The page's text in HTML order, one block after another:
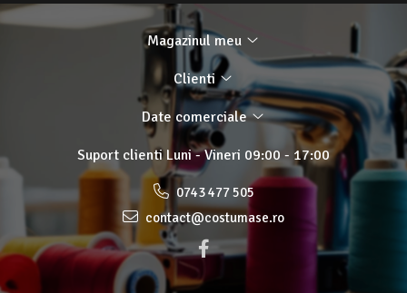
Magazinul meu
Clienti
Date comerciale
Suport clienti Luni - Vineri 09:00 - 17:00
0743 477 505
contact@costumase.ro